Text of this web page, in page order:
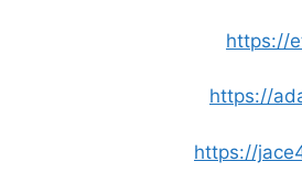
https://
https://
https://